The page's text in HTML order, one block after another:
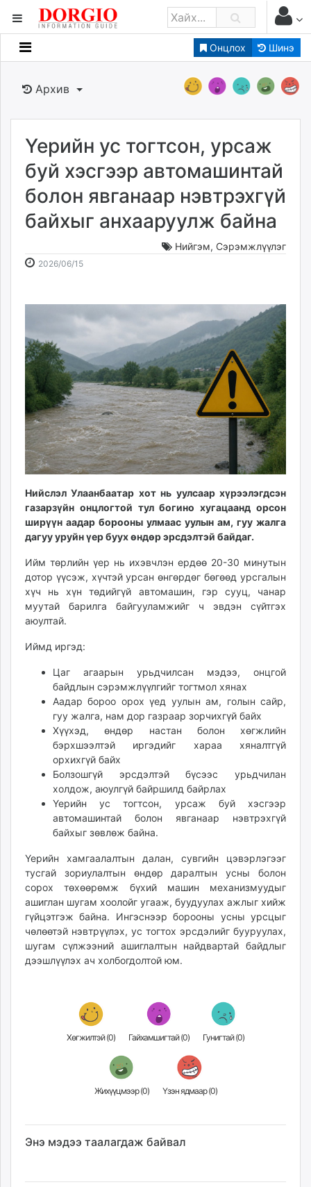
Онцлох Шинэ
Мэдээллийн
Банк санхүү
Бизнес ААН
Төрийн
Нийслэлийн
dorgio.mn
Gogo.mn
news.mn
zindaa.mn
tovch.mn
mnb.mn
Livetv.mn
Eguur.mn
24tsag.mn
shuud.mn
eagle.mn
ergelt.mn
zarig.mn
today.mn
zuv.mn
mminfo.mn
ugluu.mn
unen.mn
asu.mn
shudarga.mn
shuurhai.mn
isee.mn
mglradio.com
itoim.mn
tumen.mn
shuum.mn
times.mn
tvmongolia.mn
mass.mn
unegui.mn
tac.mn
paparazzi.mn
unread.today
Архив
Үерийн ус тогтсон, урсаж
буй хэсгээр автомашинтай
болон явганаар нэвтрэхгүй
байхыг анхааруулж байна
Нийгэм, Сэрэмжлүүлэг
2026/06/152026-
09:30:37
2026-
02:53:43
Нийслэл Улаанбаатар хот нь уулсаар хүрээлэгдсэн
газарзүйн онцлогтой тул богино хугацаанд орсон
ширүүн аадар борооны улмаас уулын ам, гуу жалга
дагуу уруйн үер буух өндөр эрсдэлтэй байдаг.
Ийм төрлийн үер нь ихэвчлэн ердөө 20-30 минутын
дотор үүсэж, хүчтэй урсан өнгөрдөг бөгөөд урсгалын
хүч нь хүн төдийгүй автомашин, гэр сууц, чанар
муутай барилга байгууламжийг ч эвдэн сүйтгэх
аюултай.
Иймд иргэд:
Цаг агаарын урьдчилсан мэдээ, онцгой
байдлын сэрэмжлүүлгийг тогтмол хянах
Аадар бороо орох үед уулын ам, голын сайр,
гуу жалга, нам дор газраар зорчихгүй байх
Хүүхэд, өндөр настан болон хөгжлийн
бэрхшээлтэй иргэдийг хараа хяналтгүй
орхихгүй байх
Болзошгүй эрсдэлтэй бүсээс урьдчилан
холдож, аюулгүй байршилд байрлах
Үерийн ус тогтсон, урсаж буй хэсгээр
автомашинтай болон явганаар нэвтрэхгүй
байхыг зөвлөж байна.
Үерийн хамгаалалтын далан, сувгийн цэвэрлэгээг
тусгай зориулалтын өндөр даралтын усны болон
сорох төхөөрөмж бүхий машин механизмуудыг
ашиглан шугам хоолойг угааж, буудуулах ажлыг хийж
гүйцэтгэж байна. Ингэснээр борооны усны урсцыг
чөлөөтэй нэвтрүүлэх, ус тогтох эрсдэлийг бууруулах,
шугам сүлжээний ашиглалтын найдвартай байдлыг
дээшлүүлэх ач холбогдолтой юм.
Хөгжилтэй (0) Гайхамшигтай (0) Гунигтай (0)
Жихүүцмээр (0) Үзэн ядмаар (0)
Энэ мэдээ таалагдаж байвал